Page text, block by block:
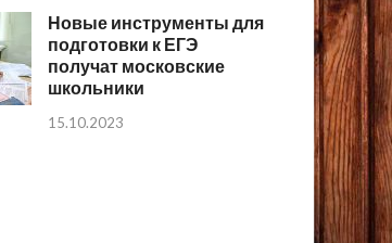
Новые инструменты для
подготовки к ЕГЭ
получат московские
школьники
15.10.2023